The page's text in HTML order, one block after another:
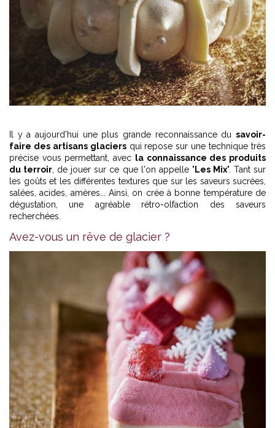
Il y a aujourd'hui une plus grande reconnaissance du savoir-
faire des artisans glaciersqui repose sur une technique très
précise vous permettant, avec la connaissance des produits
du terroir , de jouer sur ce que l'on appelle " Les Mix". Tant sur
les goûts et les différentes textures que sur les saveurs sucrées,
salées, acides, amères... Ainsi, on crée à bonne température de
dégustation, une agréable rétro-olfaction des saveurs
recherchées.
Avez-vous un rêve de glacier ?